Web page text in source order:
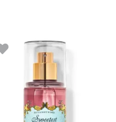
hind
hind
on: